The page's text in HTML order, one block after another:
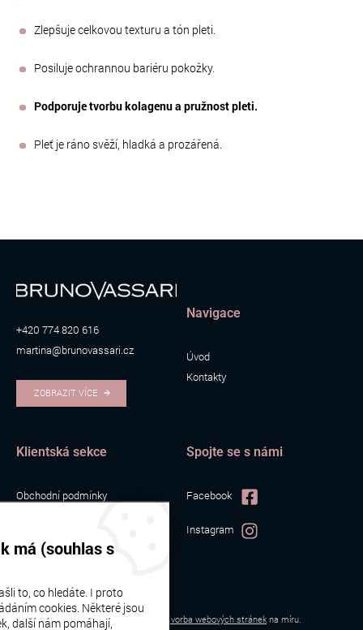
Zlepšuje celkovou texturu a tón pleti.
Posiluje ochrannou bariéru pokožky.
Podporuje tvorbu kolagenu a pružnost pleti.
Pleť je ráno svěží, hladká a prozářená.
+420 774 820 616
martina@brunovassari.cz
ZOBRAZIT VÍCE
Navigace
Úvod
Kontakty
Klientská sekce
Obchodní podmínky
Spojte se s námi
Facebook
Instagram
Bruno Vassari | © 2026
Webové stránkyvytvořilo Tvorba webových stránek na míru.
má (souhlas s
to, co hledáte. I proto
cookies. Některé jsou
další nám pomáhají,